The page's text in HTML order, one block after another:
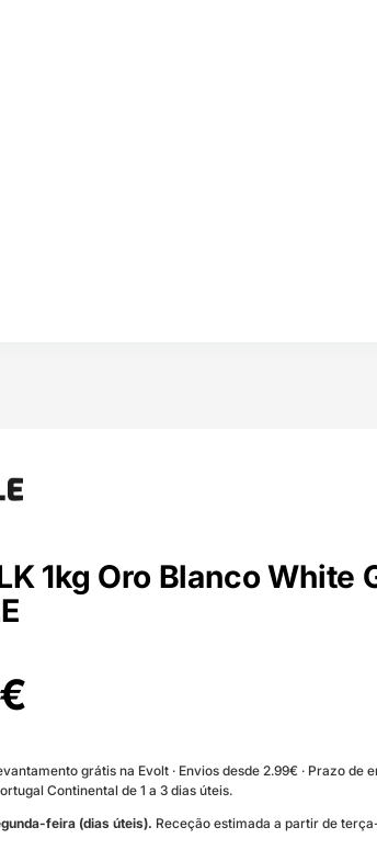
1kg Oro Blanco White
€
grátis na Evolt · Envios desde 2.99€ · Prazo de
Continental de 1 a 3 dias úteis.
feira (dias úteis). Receção estimada a partir de